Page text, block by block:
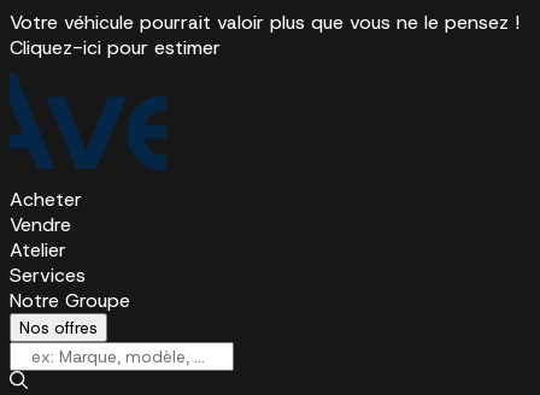
Votre véhicule pourrait valoir plus que vous ne le pensez !
Cliquez-ici pour estimer
Acheter
Vendre
Atelier
Services
Notre Groupe
Nos offres